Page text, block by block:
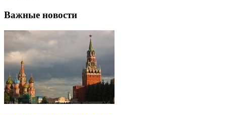
Сайт
Сохранить моё имя, email и адрес сайта в этом браузере для
последующих моих комментариев.
Важные новости